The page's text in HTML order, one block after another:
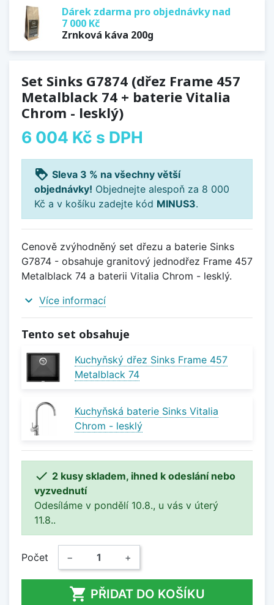
Dárek zdarma pro objednávky nad
7 000 Kč
Zrnková káva 200g
Set Sinks G7874 (dřez Frame 457
Metalblack 74 + baterie Vitalia
Chrom - lesklý)
6 004 Kč s DPH
loyalty Sleva 3 % na všechny větší
objednávky! Objednejte alespoň za 8 000
Kč a v košíku zadejte kód MINUS3.
Cenově zvýhodněný set dřezu a baterie Sinks
G7874 - obsahuje granitový jednodřez Frame 457
Metalblack 74 a baterii Vitalia Chrom - lesklý.
expand_more Více informací
Tento set obsahuje
Kuchyňský dřez Sinks Frame 457
Metalblack 74
Kuchyňská baterie Sinks Vitalia
Chrom - lesklý
 2 kusy skladem, ihned k odeslání nebo
vyzvednutí
Odesíláme v pondělí 10.8., u vás v úterý
11.8..
Počet − +
 PŘIDAT DO KOŠÍKU